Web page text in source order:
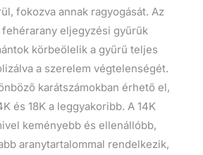
fokozva annak ragyogását. Az
eljegyzési gyűrűk
körbeölelik a gyűrű teljes
a szerelem végtelenségét.
karátszámokban érhető el,
és 18K a leggyakoribb. A 14K
keményebb és ellenállóbb,
aranytartalommal rendelkezik,